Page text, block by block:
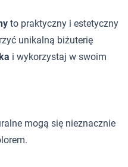
to praktyczny i estetyczny
unikalną biżuterię
i wykorzystaj w swoim
mogą się nieznacznie